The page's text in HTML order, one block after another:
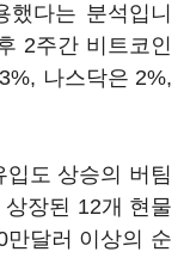
다는 분석입니
2주간 비트코인
나스닥은 2%,
도 상승의 버팀
장된 12개 현물
만달러 이상의 순